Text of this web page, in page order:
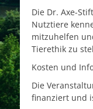
Die Dr. Axe-
Nutztiere
mitzuhelfen
Tierethik zu
Kosten und
Die
finanziert und